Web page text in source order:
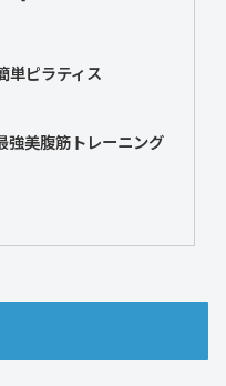
単ピラティス
美腹筋トレーニング